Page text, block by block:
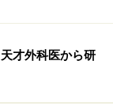
花園ゆり子の
合作ペンネー
）はオクテで女
池田鉄洋）は
才外科医から研